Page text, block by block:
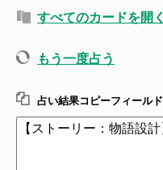
すべてのカードを開く
もう一度占う
占い結果コピーフィールド